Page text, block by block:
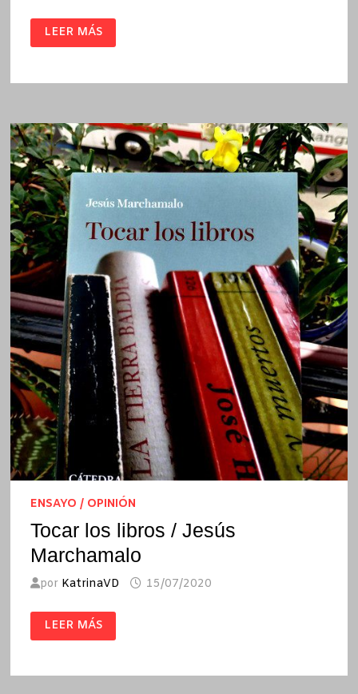
LA
BIBLIA
NEGRA
CALVO
LEER MÁS
ENSAYO / OPINIÓN
Tocar los libros / Jesús
Marchamalo
por KatrinaVD 15/07/2020
TOCAR
LOS
LIBROS
MARCHAMALO
LEER MÁS